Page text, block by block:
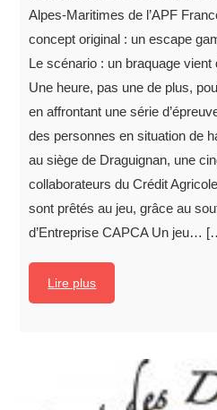
Alpes-Maritimes de l’APF
concept original : un escape
Le scénario : un braquage vient
Une heure, pas une de plus,
en affrontant une série
des personnes en situation de
au siège de Draguignan, une
collaborateurs du Crédit
sont prêtés au jeu, grâce au
d’Entreprise CAPCA Un jeu…
Lire plus